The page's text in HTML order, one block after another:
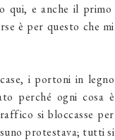
qui, e anche il primo
è per questo che mi
i portoni in legno
perché ogni cosa è
si bloccasse per
protestava; tutti si